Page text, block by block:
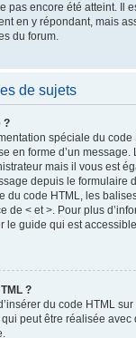
pas encore été atteint. Il
en y répondant, mais
du forum.
de sujets
?
spéciale du code
en forme d’un message.
mais il vous est
depuis le formulaire
du code HTML, les
de < et >. Pour plus
le guide qui est
?
du code HTML
peut être réalisée avec